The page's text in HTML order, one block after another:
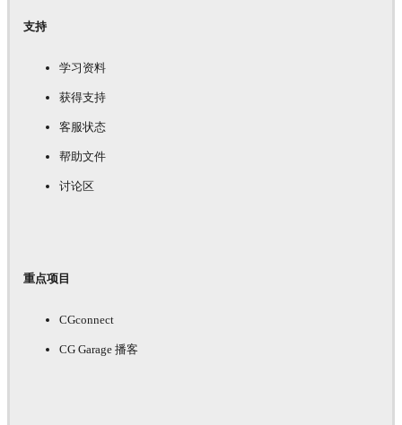
支持
学习资料
获得支持
客服状态
帮助文件
讨论区
重点项目
CGconnect
CG Garage 播客